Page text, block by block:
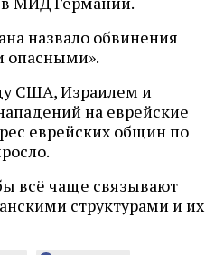
назвало обвинения
опасными».
США, Израилем и
на еврейские
еврейских общин по
всё чаще связывают
структурами и их